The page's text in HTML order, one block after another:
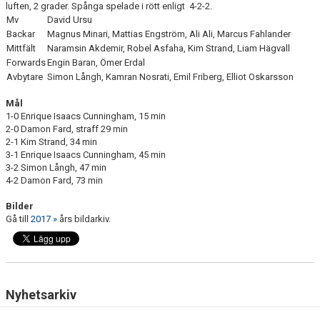
luften, 2 grader. Spånga spelade i rött enligt 4-2-2.
Mv
David Ursu
Backar
Magnus Minari, Mattias Engström, Ali Ali, Marcus Fahlander
Mittfält
Naramsin Akdemir, Robel Asfaha, Kim Strand, Liam Hägvall
ForwardsEngin Baran, Ömer Erdal
Avbytare Simon Långh, Kamran Nosrati, Emil Friberg, Elliot Oskarsson
Mål
1-0 Enrique Isaacs Cunningham, 15 min
2-0 Damon Fard, straff 29 min
2-1 Kim Strand, 34 min
3-1 Enrique Isaacs Cunningham, 45 min
3-2 Simon Långh, 47 min
4-2 Damon Fard, 73 min
Bilder
Gå till 2017 » års bildarkiv.
Nyhetsarkiv